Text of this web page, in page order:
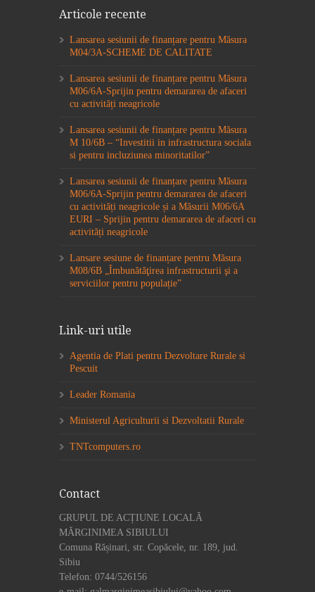
Articole recente
Lansarea sesiunii de finanțare pentru Măsura
M04/3A-SCHEME DE CALITATE
Lansarea sesiunii de finanțare pentru Măsura
M06/6A-Sprijin pentru demararea de afaceri
cu activități neagricole
Lansarea sesiunii de finanțare pentru Măsura
M 10/6B – “Investitii in infrastructura sociala
si pentru incluziunea minoritatilor”
Lansarea sesiunii de finanțare pentru Măsura
M06/6A-Sprijin pentru demararea de afaceri
cu activități neagricole și a Măsurii M06/6A
EURI – Sprijin pentru demararea de afaceri cu
activități neagricole
Lansare sesiune de finanțare pentru Măsura
M08/6B „Îmbunătăţirea infrastructurii şi a
serviciilor pentru populație”
Link-uri utile
Agentia de Plati pentru Dezvoltare Rurale si
Pescuit
Leader Romania
Ministerul Agriculturii si Dezvoltatii Rurale
TNTcomputers.ro
Contact
GRUPUL DE ACȚIUNE LOCALĂ
MĂRGINIMEA SIBIULUI
Comuna Rășinari, str. Copăcele, nr. 189, jud.
Sibiu
Telefon: 0744/526156